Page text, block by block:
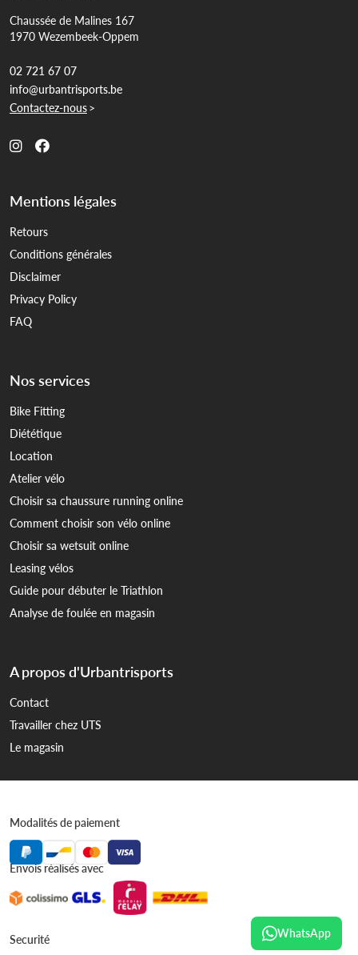
Chaussée de Malines 167
1970 Wezembeek-Oppem
02 721 67 07
info@urbantrisports.be
Contactez-nous>
Mentions légales
Retours
Conditions générales
Disclaimer
Privacy Policy
FAQ
Nos services
Bike Fitting
Diététique
Location
Atelier vélo
Choisir sa chaussure running online
Comment choisir son vélo online
Choisir sa wetsuit online
Leasing vélos
Guide pour débuter le Triathlon
Analyse de foulée en magasin
A propos d'Urbantrisports
Contact
Travailler chez UTS
Le magasin
Modalités de paiement
Envois réalisés avec
Securité WhatsApp